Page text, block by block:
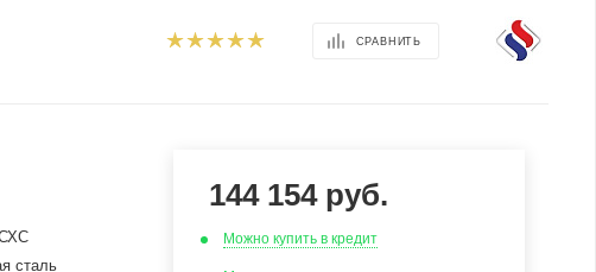
СРАВНИТЬ
сталь
144 154руб.
Можно купить в кредит